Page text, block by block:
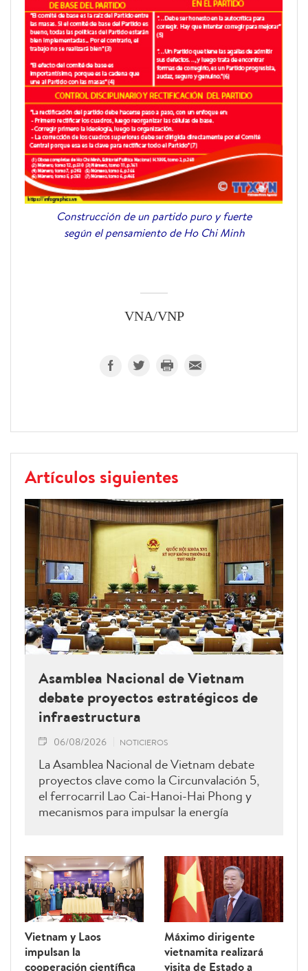
Construcción de un partido puro y fuerte
según el pensamiento de Ho Chi Minh
VNA/VNP
Artículos siguientes
Asamblea Nacional de Vietnam
debate proyectos estratégicos de
infraestructura
06/08/2026 NOTICIEROS
La Asamblea Nacional de Vietnam debate
proyectos clave como la Circunvalación 5,
el ferrocarril Lao Cai-Hanoi-Hai Phong y
mecanismos para impulsar la energía
Vietnam y Laos
impulsan la
cooperación científica
Máximo dirigente
vietnamita realizará
visita de Estado a